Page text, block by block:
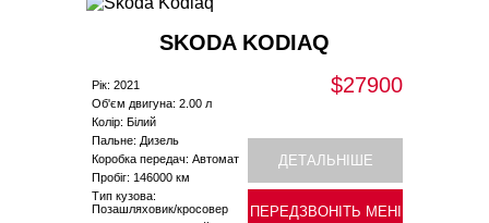
SKODA KODIAQ
Рік: 2021
Об'єм двигуна: 2.00 л
Колір: Білий
Пальне: Дизель
Коробка передач: Автомат
Пробіг: 146000 км
Тип кузова:
Позашляховик/кросовер
$27900
ДЕТАЛЬНІШЕ
ПЕРЕДЗВОНІТЬ МЕНІ